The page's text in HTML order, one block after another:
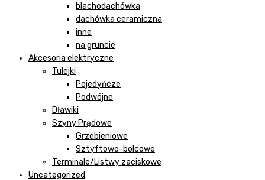
blachodachówka
dachówka ceramiczna
inne
na gruncie
Akcesoria elektryczne
Tulejki
Pojedyńcze
Podwójne
Dławiki
Szyny Prądowe
Grzebieniowe
Sztyftowo-bolcowe
Terminale/Listwy zaciskowe
Uncategorized